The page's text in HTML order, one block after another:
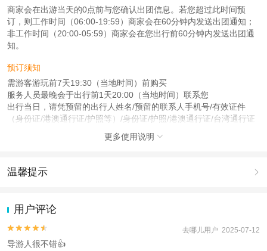
商家会在出游当天的0点前与您确认出团信息。若您超过此时间预
订，则工作时间（06:00-19:59）商家会在60分钟内发送出团通知；
非工作时间（20:00-05:59）商家会在您出行前60分钟内发送出团通
知。
预订须知
需游客游玩前7天19:30（当地时间）前购买
服务人员最晚会于出行前1天20:00（当地时间）联系您
出行当日，请凭预留的出行人姓名/预留的联系人手机号/有效证件
（身份证/港澳通行证/护照等）/身份证/护照/港澳通行证/台湾通行证
本产品由青岛驿路同行国际旅行社有限公司代理招徕，委托社为北京天华盛世国
际旅行社有限公司，具体的旅游服务和操作由委托社及其有资质的地接社提供
更多使用说明 
温馨提示 
动（如跳伞、潜水、滑雪等）前，请务必仔细阅读
2.为普及旅游安全知识及旅游文明公约，使您的旅程顺利圆满完成，
特制定《去哪儿网旅游安全手册》 ，请您认真阅读并切实遵守。
用户评论

 去哪儿用户 2025-07-12
导游人很不错👍